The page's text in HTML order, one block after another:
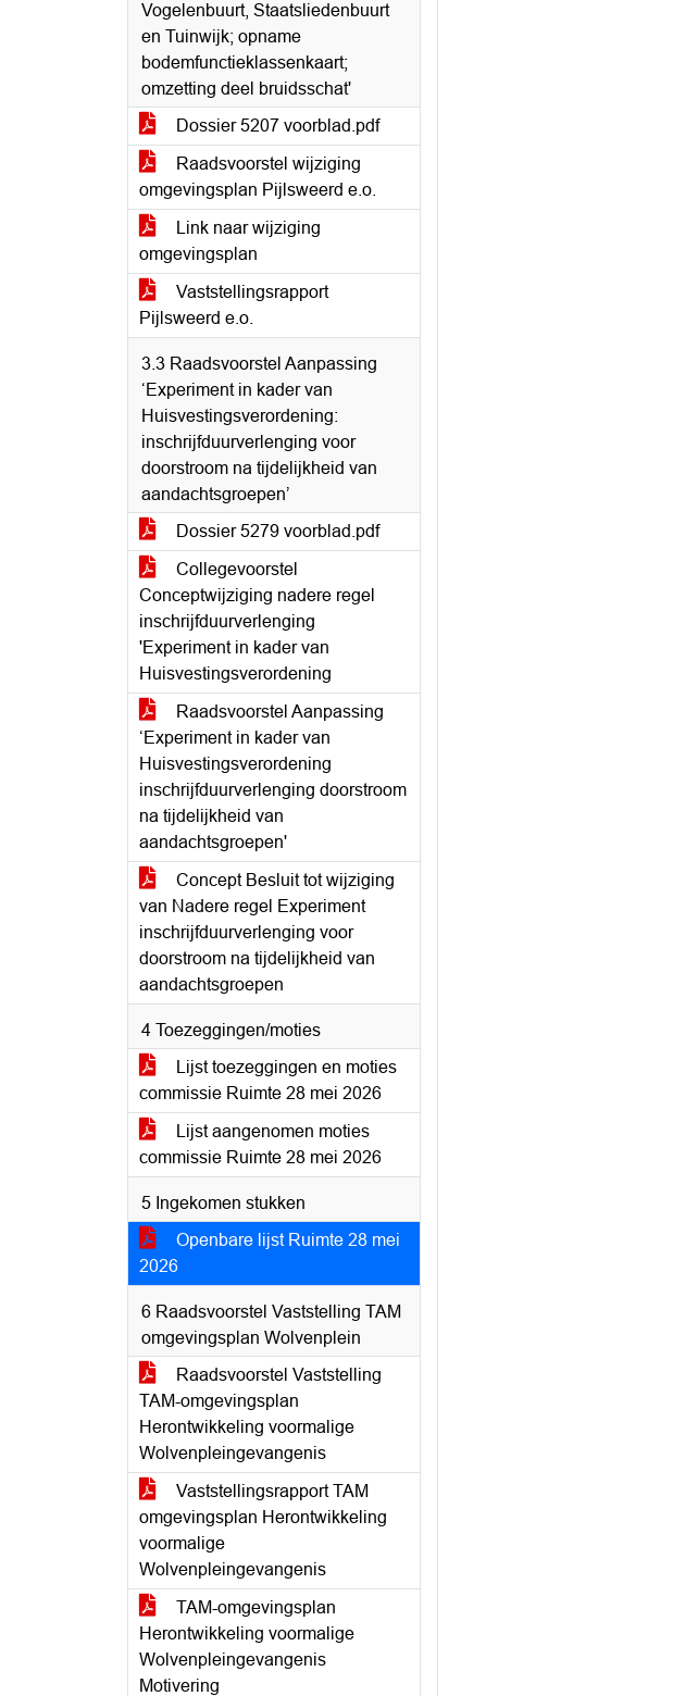
Vogelenbuurt, Staatsliedenbuurt
en Tuinwijk; opname
bodemfunctieklassenkaart;
omzetting deel bruidsschat'
Dossier 5207 voorblad.pdf
Raadsvoorstel wijziging
omgevingsplan Pijlsweerd e.o.
Link naar wijziging
omgevingsplan
Vaststellingsrapport
Pijlsweerd e.o.
3.3 Raadsvoorstel Aanpassing
‘Experiment in kader van
Huisvestingsverordening:
inschrijfduurverlenging voor
doorstroom na tijdelijkheid van
aandachtsgroepen’
Dossier 5279 voorblad.pdf
Collegevoorstel
Conceptwijziging nadere regel
inschrijfduurverlenging
'Experiment in kader van
Huisvestingsverordening
Raadsvoorstel Aanpassing
‘Experiment in kader van
Huisvestingsverordening
inschrijfduurverlenging doorstroom
na tijdelijkheid van
aandachtsgroepen'
Concept Besluit tot wijziging
van Nadere regel Experiment
inschrijfduurverlenging voor
doorstroom na tijdelijkheid van
aandachtsgroepen
4 Toezeggingen/moties
Lijst toezeggingen en moties
commissie Ruimte 28 mei 2026
Lijst aangenomen moties
commissie Ruimte 28 mei 2026
5 Ingekomen stukken
Openbare lijst Ruimte 28 mei
2026
6 Raadsvoorstel Vaststelling TAM
omgevingsplan Wolvenplein
Raadsvoorstel Vaststelling
TAM-omgevingsplan
Herontwikkeling voormalige
Wolvenpleingevangenis
Vaststellingsrapport TAM
omgevingsplan Herontwikkeling
voormalige
Wolvenpleingevangenis
TAM-omgevingsplan
Herontwikkeling voormalige
Wolvenpleingevangenis
Motivering